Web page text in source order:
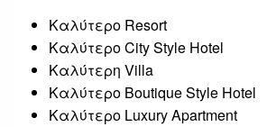
Καλύτερο Resort
Καλύτερο City Style Hotel
Καλύτερη Villa
Καλύτερo Boutique Style Hotel
Καλύτερο Luxury Apartment